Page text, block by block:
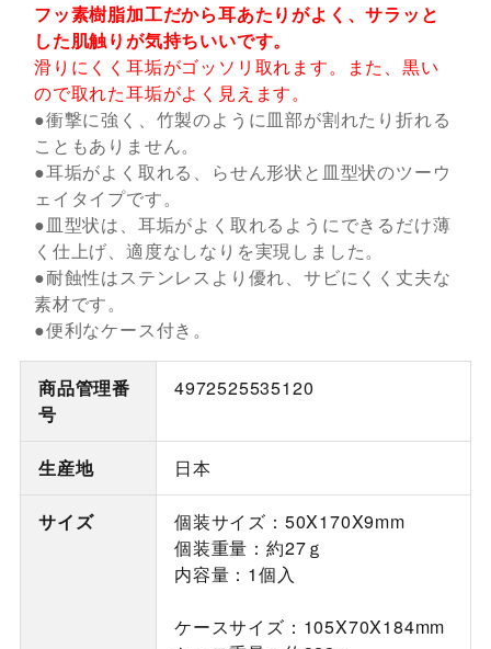
フッ素樹脂加工だから耳あたりがよく、サラッと
した肌触りが気持ちいいです。
滑りにくく耳垢がゴッソリ取れます。また、黒い
ので取れた耳垢がよく見えます。
●衝撃に強く、竹製のように皿部が割れたり折れる
こともありません。
●耳垢がよく取れる、らせん形状と皿型状のツーウ
ェイタイプです。
●皿型状は、耳垢がよく取れるようにできるだけ薄
く仕上げ、適度なしなりを実現しました。
●耐蝕性はステンレスより優れ、サビにくく丈夫な
素材です。
●便利なケース付き。
商品管理番
号
4972525535120
生産地 日本
サイズ
個装サイズ：50X170X9mm
個装重量：約27ｇ
内容量：1個入
ケースサイズ：105X70X184mm